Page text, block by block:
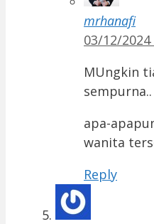
mrhanafi
03/12/
MUngkin
sempurna..
apa-
wanita
Reply